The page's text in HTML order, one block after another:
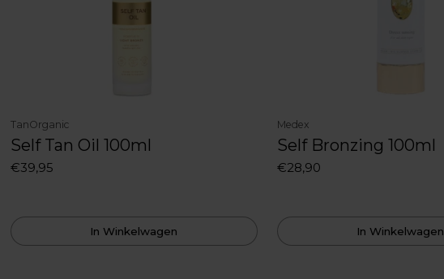
TanOrganic
Self Tan Oil 100ml
€39,95
In Winkelwagen
Medex
Self Bronzing 100ml
€28,90
In Winkelwagen